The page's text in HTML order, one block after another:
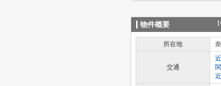
物件概要
所在地
交通